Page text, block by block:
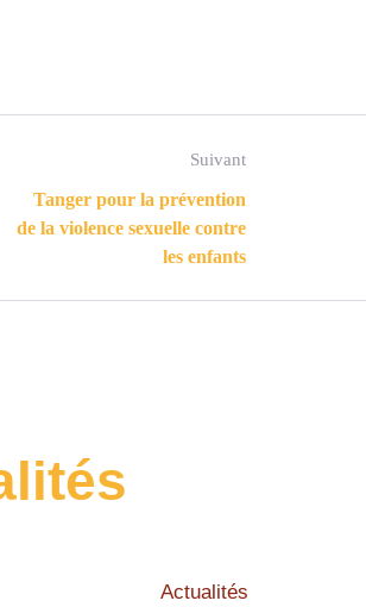
Suivant
Tanger pour la prévention
de la violence sexuelle contre
les enfants
Actualités